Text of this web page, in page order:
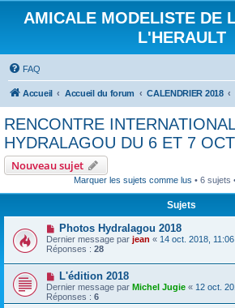
AMICALE MODELISTE DE
L'HERAULT
FAQ
Accueil Accueil du forum CALENDRIER 2018
RENCONTRE
HYDRALAGOU DU 6 ET 7
Nouveau sujet
Marquer les sujets comme lus • 6 sujets
Sujets
Photos Hydralagou 2018
Dernier message par jean « 14 oct. 2018, 11:06
Réponses : 28
L'édition 2018
Dernier message par Michel Jugie « 12 oct.
Réponses : 6